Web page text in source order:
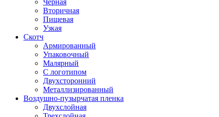
Черная
Вторичная
Пищевая
Узкая
Скотч
Армированный
Упаковочный
Малярный
С логотипом
Двухсторонний
Металлизированный
Воздушно-пузырчатая пленка
Двухслойная